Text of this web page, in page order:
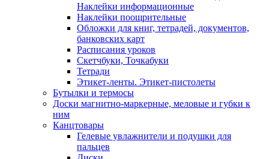
Наклейки информационные
Наклейки поощрительные
Обложки для книг, тетрадей, документов,
банковских карт
Расписания уроков
Скетчбуки, Точкабуки
Тетради
Этикет-ленты. Этикет-пистолеты
Бутылки и термосы
Доски магнитно-маркерные, меловые и губки к
ним
Канцтовары
Гелевые увлажнители и подушки для
пальцев